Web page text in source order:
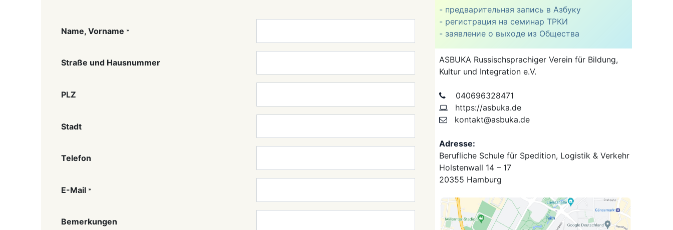
Name, Vorname *
Straße und Hausnummer
PLZ
Stadt
Telefon
E-Mail *
Bemerkungen
- предварительная запись в Азбуку
- регистрация на семинар ТРКИ
- заявление о выходе из Общества
ASBUKA Russischsprachiger Verein für Bildung,
Kultur und Integration e.V.
040696328471
https://asbuka.de
kontakt@asbuka.de
Adresse:
Berufliche Schule für Spedition, Logistik & Verkehr
Holstenwall 14 – 17
20355 Hamburg